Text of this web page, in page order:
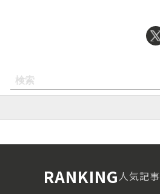
RANKING人気記事